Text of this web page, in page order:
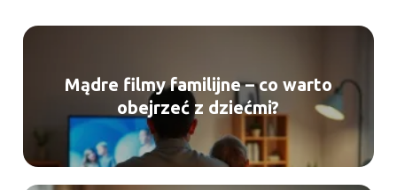
Mądre filmy familijne – co warto
obejrzeć z dziećmi?